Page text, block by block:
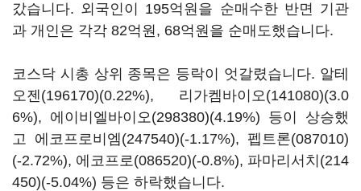
갔습니다. 외국인이 195억원을 순매수한 반면 기관
과 개인은 각각 82억원, 68억원을 순매도했습니다.
코스닥 시총 상위 종목은 등락이 엇갈렸습니다. 알테
오젠(196170)(0.22%), 리가켐바이오(141080)(3.0
6%), 에이비엘바이오(298380)(4.19%) 등이 상승했
고 에코프로비엠(247540)(-1.17%), 펩트론(087010)
(-2.72%), 에코프로(086520)(-0.8%), 파마리서치(214
450)(-5.04%) 등은 하락했습니다.